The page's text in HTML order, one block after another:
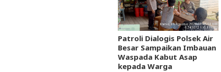
Patroli Dialogis Polsek Air
Besar Sampaikan Imbauan
Waspada Kabut Asap
kepada Warga